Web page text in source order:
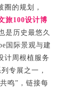
的规划，
旅100设计博
是历史最悠久
国际景观与建
计周根植服务
专展之一，
鸣”，链接每